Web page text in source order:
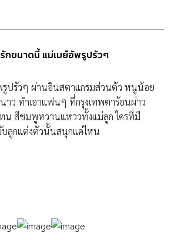
กขนาดนี้ แม่เมย์อัพรูปรัวๆ
รูปรัวๆ ผ่านอินสตาแกรมส่วนตัว หนูน้อย
าว ทำเอาแฟนๆ ที่กรุงเทพตาร้อนผ่าว
น สีชมพูหวานแหววทั้งแม่ลูก ใครที่มี
จับลูกแต่งตัวนั้นสนุกแค่ไหน